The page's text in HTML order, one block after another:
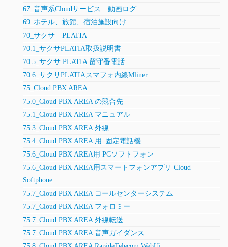
67_音声系Cloudサービス 動画ログ
69_ホテル、旅館、宿泊施設向け
70_サクサ PLATIA
70.1_サクサPLATIA取扱説明書
70.5_サクサ PLATIA 留守番電話
70.6_サクサPLATIAスマフォ内線Mliner
75_Cloud PBX AREA
75.0_Cloud PBX AREA の競合先
75.1_Cloud PBX AREA マニュアル
75.3_Cloud PBX AREA 外線
75.4_Cloud PBX AREA 用_固定電話機
75.6_Cloud PBX AREA用 PCソフトフォン
75.6_Cloud PBX AREA用スマートフォンアプリ Cloud
Softphone
75.7_Cloud PBX AREA コールセンターシステム
75.7_Cloud PBX AREA フォロミー
75.7_Cloud PBX AREA 外線転送
75.7_Cloud PBX AREA 音声ガイダンス